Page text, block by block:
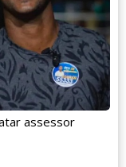
assessor